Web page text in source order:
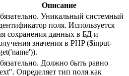
Описание
Уникальный системный
поля. Используется
сохранения данных в БД и
значения в PHP ($input-
Должно быть равно
Определяет тип поля как